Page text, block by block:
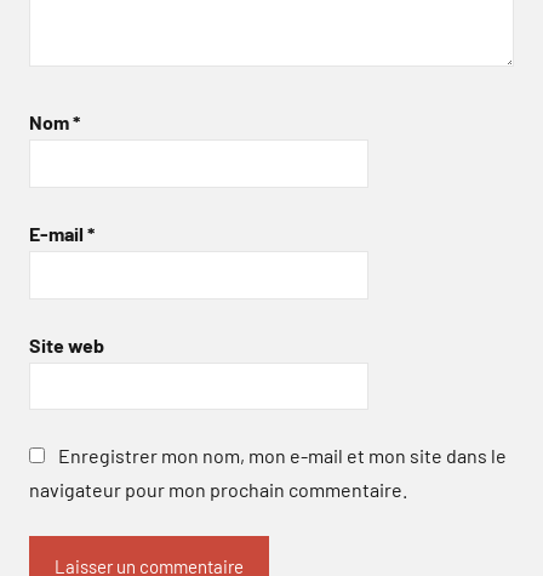
Nom*
E-mail *
Site web
Enregistrer mon nom, mon e-mail et mon site dans le
navigateur pour mon prochain commentaire.